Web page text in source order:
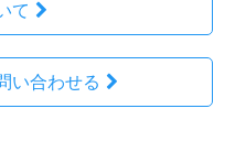
て
い合わせる